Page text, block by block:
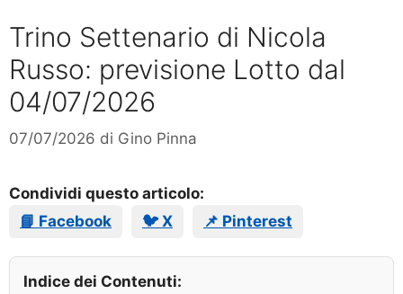
Trino Settenario di Nicola
Russo: previsione Lotto dal
04/07/2026
07/07/2026 di Gino Pinna
Condividi questo articolo:
📘 Facebook
🐦 X 📌 Pinterest
Indice dei Contenuti: